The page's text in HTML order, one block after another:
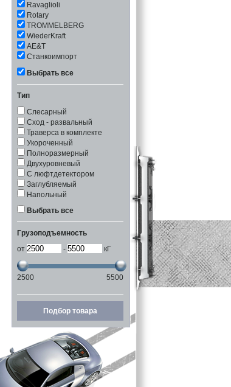
Ravaglioli
Rotary
TROMMELBERG
WiederKraft
АЕ&Т
Станкоимпорт
Выбрать все
Тип
Слесарный
Сход - развальный
Траверса в комплекте
Укороченный
Полноразмерный
Двухуровневый
С люфтдетектором
Заглубляемый
Напольный
Выбрать все
Грузоподъемность
от
- кГ
2500 5500
Подбор товара